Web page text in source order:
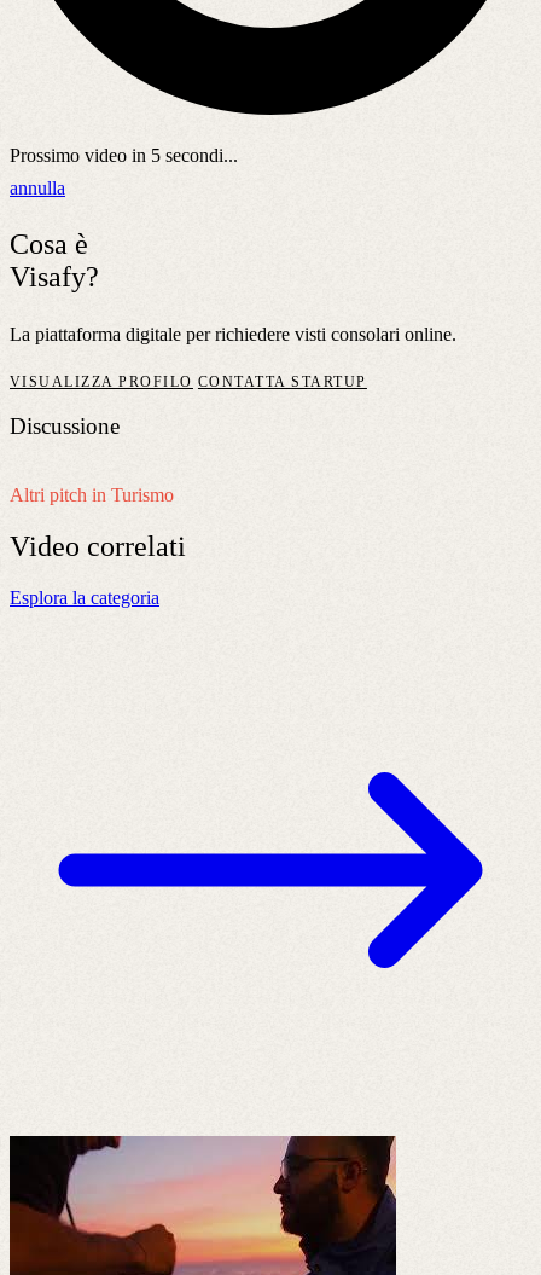
Prossimo video in 5 secondi...
annulla
Cosa è
Visafy?
La piattaforma digitale per richiedere visti consolari online.
VISUALIZZA PROFILO CONTATTA STARTUP
Discussione
Altri pitch in Turismo
Video correlati
Esplora la categoria